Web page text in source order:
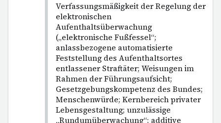
Verfassungsmäßigkeit der Regelung der
elektronischen
Aufenthaltsüberwachung
(„elektronische Fußfessel“;
anlassbezogene automatisierte
Feststellung des Aufenthaltsortes
entlassener Straftäter; Weisungen im
Rahmen der Führungsaufsicht;
Gesetzgebungskompetenz des Bundes;
Menschenwürde; Kernbereich privater
Lebensgestaltung; unzulässige
„Rundumüberwachung“; additive